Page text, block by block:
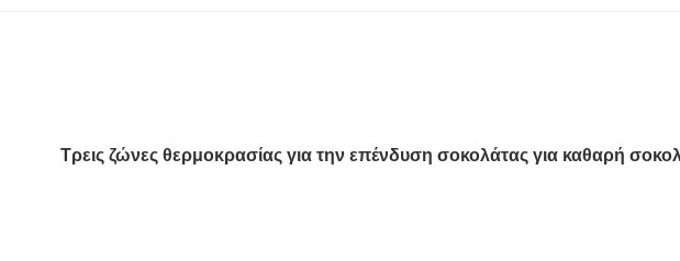
Τρεις ζώνες θερμοκρασίας για την επένδυση σοκολάτας για καθαρή